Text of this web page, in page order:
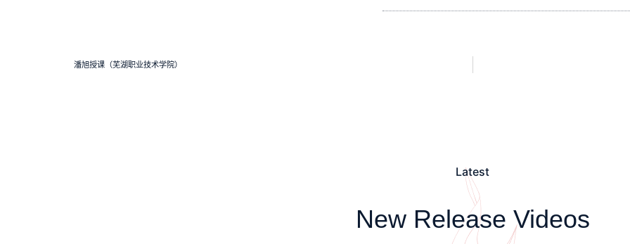
潘旭授课（芜湖职业技术学院）
Latest
New Release Videos